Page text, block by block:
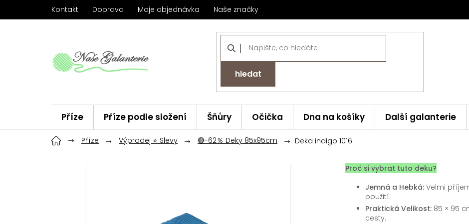
Kontakt Doprava Moje objednávka Naše značky
hledat
Příze Příze podle složení Šňůry Očička Dna na košíky Další galanterie
Háčky ChiaoGoo Značky
Příze Výprodej ⭐ Slevy 🔴-62％ Deky 85x95cm Deka indigo 1016
Proč si vybrat tuto deku?
Jemná a Hebká: Velmi
použití.
Praktická Velikost: 85 × 95
cesty.